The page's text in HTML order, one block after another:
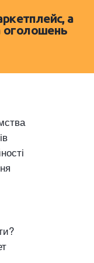
а
оголошень